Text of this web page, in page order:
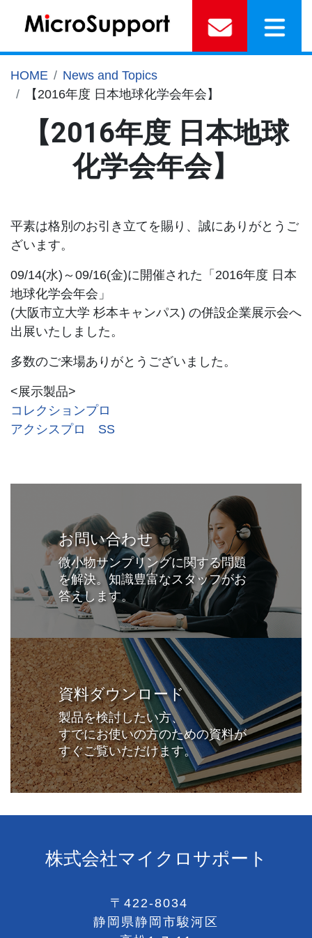
HOME
News and Topics
【2016年度 日本地球化学会年会】
【2016年度 日本地球
化学会年会】
平素は格別のお引き立てを賜り、誠にありがとうご
ざいます。
09/14(水)～09/16(金)に開催された「2016年度 日本
地球化学会年会」
(大阪市立大学 杉本キャンパス) の併設企業展示会へ
出展いたしました。
多数のご来場ありがとうございました。
<展示製品>
コレクションプロ
アクシスプロ SS
お問い合わせ
微小物サンプリングに関する問題
を解決。知識豊富なスタッフがお
答えします。
資料ダウンロード
製品を検討したい方、
すでにお使いの方のための資料が
すぐご覧いただけます。
株式会社マイクロサポート
〒422-8034
静岡県静岡市駿河区